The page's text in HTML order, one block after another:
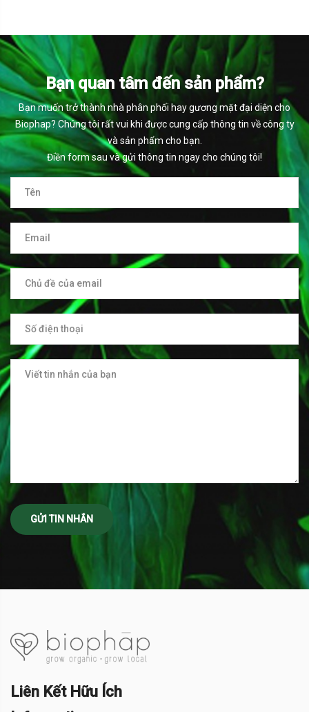
Bạn quan tâm đến sản phẩm?
Bạn muốn trở thành nhà phân phối hay gương mặt đại diện cho
Biophap? Chúng tôi rất vui khi được cung cấp thông tin về công ty
và sản phẩm cho bạn.
Điền form sau và gửi thông tin ngay cho chúng tôi!
Liên Kết Hữu Ích